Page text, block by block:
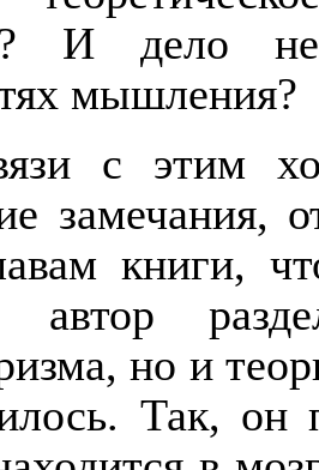
И дело
мышления?
с этим
замечания,
книги,
но и
Так,